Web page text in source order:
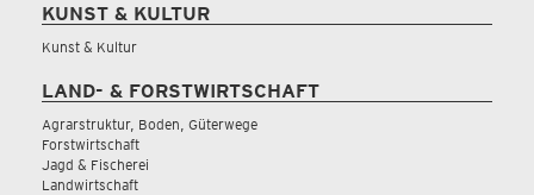
KUNST & KULTUR
Kunst & Kultur
LAND- & FORSTWIRTSCHAFT
Agrarstruktur, Boden, Güterwege
Forstwirtschaft
Jagd & Fischerei
Landwirtschaft